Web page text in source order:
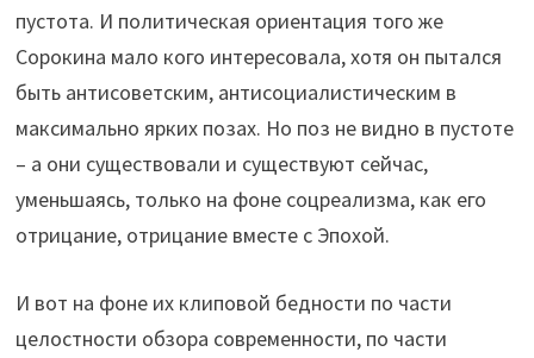
пустота. И политическая ориентация того же
Сорокина мало кого интересовала, хотя он пытался
быть антисоветским, антисоциалистическим в
максимально ярких позах. Но поз не видно в пустоте
– а они существовали и существуют сейчас,
уменьшаясь, только на фоне соцреализма, как его
отрицание, отрицание вместе с Эпохой.
И вот на фоне их клиповой бедности по части
целостности обзора современности, по части